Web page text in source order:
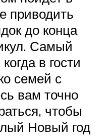
приводить
до конца
Самый
в гости
семей с
вам точно
чтобы
Новый год